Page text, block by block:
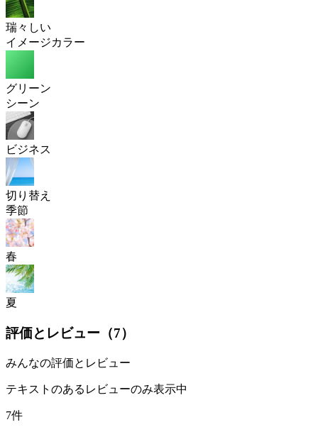
瑞々しい
イメージカラー
グリーン
シーン
ビジネス
切り替え
季節
春
夏
評価とレビュー（7）
みんなの評価とレビュー
テキストのあるレビューのみ表示中
7件